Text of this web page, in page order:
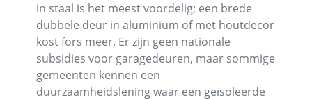
in staal is het meest voordelig; een brede
dubbele deur in aluminium of met houtdecor
kost fors meer. Er zijn geen nationale
subsidies voor garagedeuren, maar sommige
gemeenten kennen een
duurzaamheidslening waar een geïsoleerde